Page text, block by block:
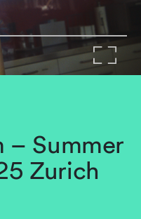
– Summer
Zurich